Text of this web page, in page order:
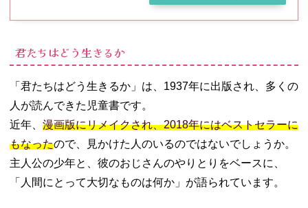
君たちはどう生きるか
「君たちはどう生きるか」は、1937年に出版され、多くの
人が読んできた児童書です。
近年、 漫画版にリメイクされ、2018年にはベストセラーに
もなったので、見かけた人のいるのではないでしょうか。
主人公の少年と、彼のおじさんのやりとりをベースに、
「人間にとって大切なものは何か」が語られています。